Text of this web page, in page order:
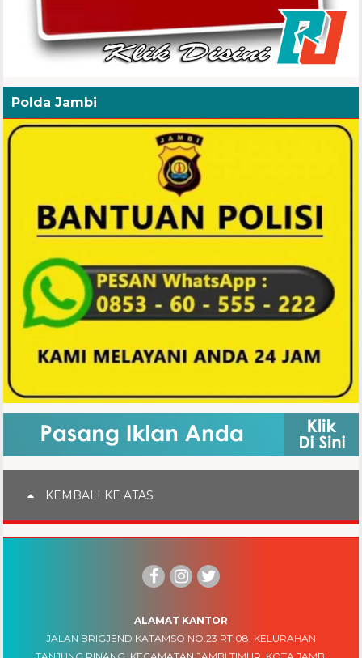
Polda Jambi
KEMBALI KE ATAS
ALAMAT KANTOR
JALAN BRIGJEND KATAMSO NO.23 RT.08, KELURAHAN